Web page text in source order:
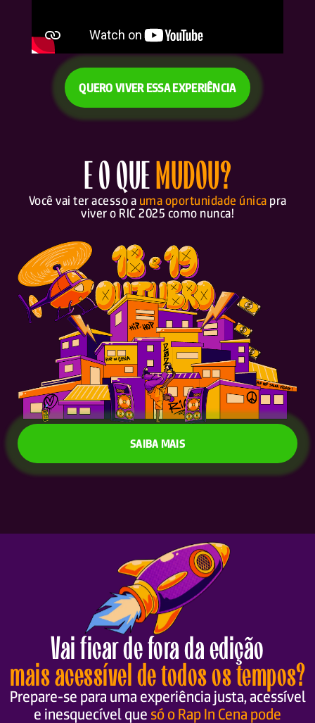
QUERO VIVER ESSA EXPERIÊNCIA
E O QUEMUDOU?
Você vai ter acesso a uma oportunidade única pra
viver o RIC 2025 como nunca!
SAIBA MAIS
Vai ficar de fora da edição
mais acessível de todos os tempos?
Prepare-se para uma experiência justa, acessível
e inesquecível que só o Rap In Cena pode